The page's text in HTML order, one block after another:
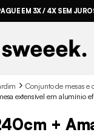
EM 3X / 4X SEM
Conjunto de mesas e
extensível em alumínio
+